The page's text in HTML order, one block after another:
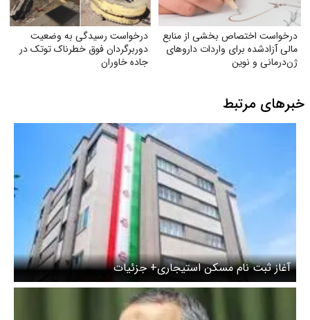
درخواست اختصاص بخشی از منابع
مالی آزادشده برای واردات داروهای
ژن‌درمانی و نوین
درخواست رسیدگی به وضعیت
دوربرگردان فوق‌ خطرناک توتک در
جاده خاوران
خبرهای مرتبط
آغاز ثبت نام مسکن استیجاری+ جزئیات